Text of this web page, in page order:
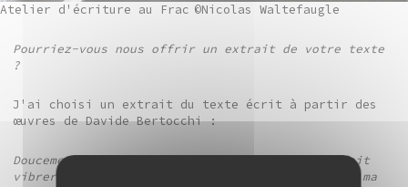
Atelier d'écriture au Frac ©Nicolas Waltefaugle
Pourriez-vous nous offrir un extrait de votre texte
?
J'ai choisi un extrait du texte écrit à partir des
œuvres de Davide Bertocchi :
Doucement, je m'approche de l'endroit qui me fait
vibrer depuis des années. Parfois, j'y retrouve ma